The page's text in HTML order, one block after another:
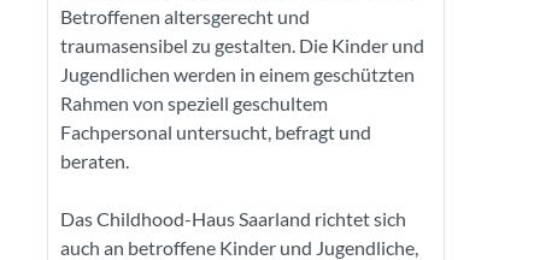
Betroffenen altersgerecht und
traumasensibel zu gestalten. Die Kinder und
Jugendlichen werden in einem geschützten
Rahmen von speziell geschultem
Fachpersonal untersucht, befragt und
beraten.
Das Childhood-Haus Saarland richtet sich
auch an betroffene Kinder und Jugendliche,